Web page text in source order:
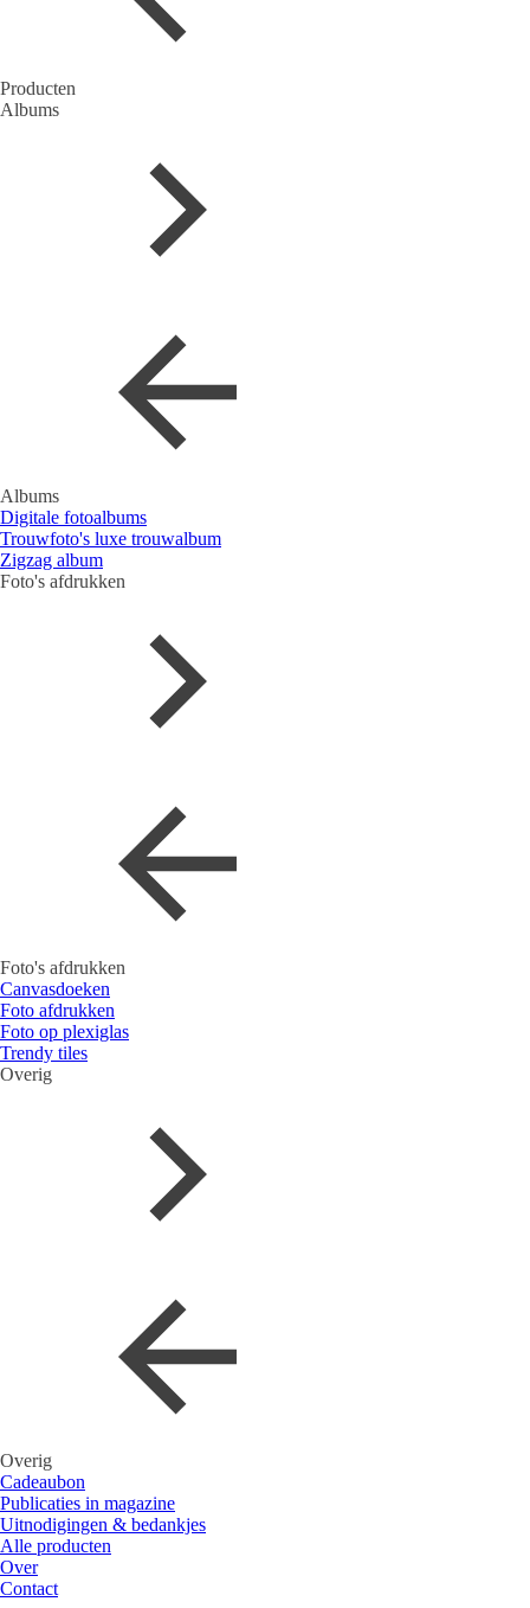
Producten
Albums
Albums
Digitale fotoalbums
Trouwfoto's luxe trouwalbum
Zigzag album
Foto's afdrukken
Foto's afdrukken
Canvasdoeken
Foto afdrukken
Foto op plexiglas
Trendy tiles
Overig
Overig
Cadeaubon
Publicaties in magazine
Uitnodigingen & bedankjes
Alle producten
Over
Contact